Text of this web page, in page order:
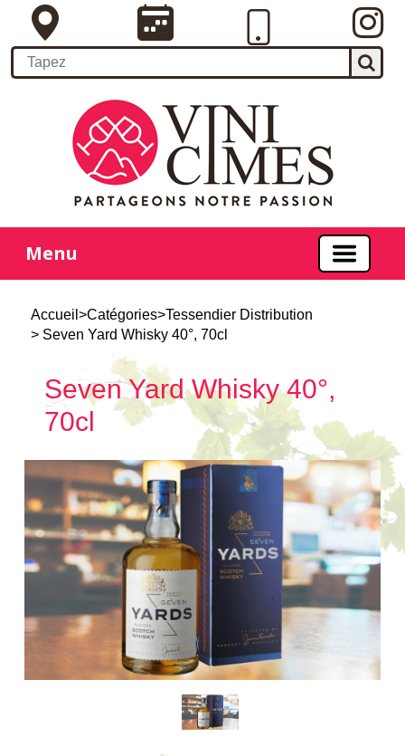
Menu
Accueil >Catégories>Tessendier Distribution
> Seven Yard Whisky 40°, 70cl
Seven Yard Whisky 40°,
70cl